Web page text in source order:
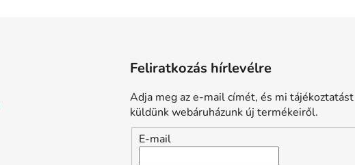
Feliratkozás hírlevélre
Adja meg az e-mail címét, és mi tájékoztatást
küldünk webáruházunk új termékeiről.
E-mail